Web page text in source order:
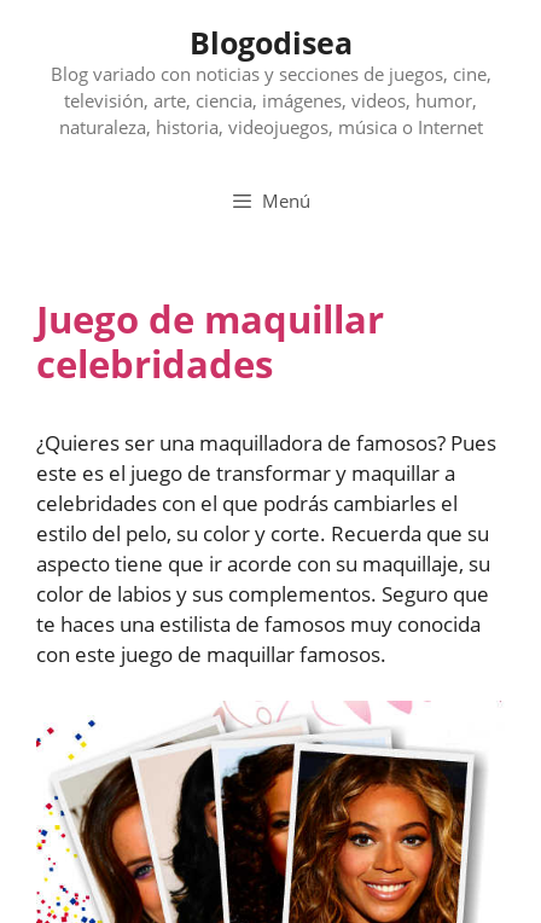
contenido
Blogodisea
Blog variado con noticias y secciones de juegos, cine,
televisión, arte, ciencia, imágenes, videos, humor,
naturaleza, historia, videojuegos, música o Internet
Menú
Juego de maquillar
celebridades
¿Quieres ser una maquilladora de famosos? Pues
este es el juego de transformar y maquillar a
celebridades con el que podrás cambiarles el
estilo del pelo, su color y corte. Recuerda que su
aspecto tiene que ir acorde con su maquillaje, su
color de labios y sus complementos. Seguro que
te haces una estilista de famosos muy conocida
con este juego de maquillar famosos.